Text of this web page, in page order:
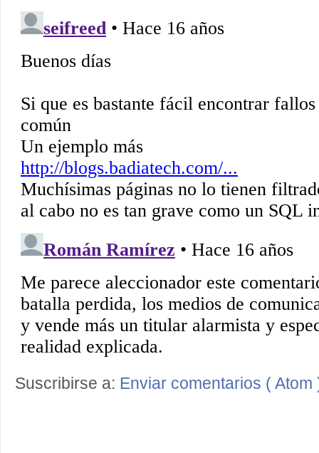
Suscribirse a: Enviar comentarios ( Atom